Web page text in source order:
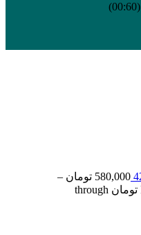
(00:
60
)
580,000 تومان –
Price range: 580,000 تومان through